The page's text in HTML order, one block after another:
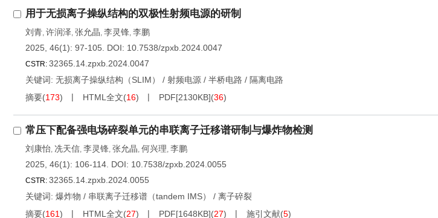
用于无损离子操纵结构的双极性射频电源的研制
刘青, 许润泽, 张允晶, 李灵锋, 李鹏
2025, 46(1): 97-105.
DOI: 10.7538/zpxb.2024.0047
CSTR: 32365.14.zpxb.2024.0047
关键词: 无损离子操纵结构（SLIM） / 射频电源 / 半桥电路 / 隔离电路
摘要(173) HTML全文(16) PDF[2130KB](36)
常压下配备强电场碎裂单元的串联离子迁移谱研制与爆炸物检测
刘康怡, 冼天信, 李灵锋, 张允晶, 何兴理, 李鹏
2025, 46(1): 106-114. DOI: 10.7538/zpxb.2024.0055
CSTR: 32365.14.zpxb.2024.0055
关键词: 爆炸物 / 串联离子迁移谱（tandem IMS） / 离子碎裂
摘要(161) HTML全文(27) PDF[1648KB](27) 施引文献(5)